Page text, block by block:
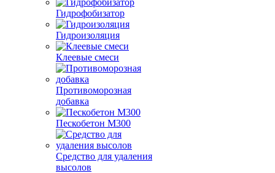
Гидрофобизатор
Гидроизоляция
Клеевые смеси
Противоморозная
добавка
Пескобетон М300
Средство для удаления
высолов